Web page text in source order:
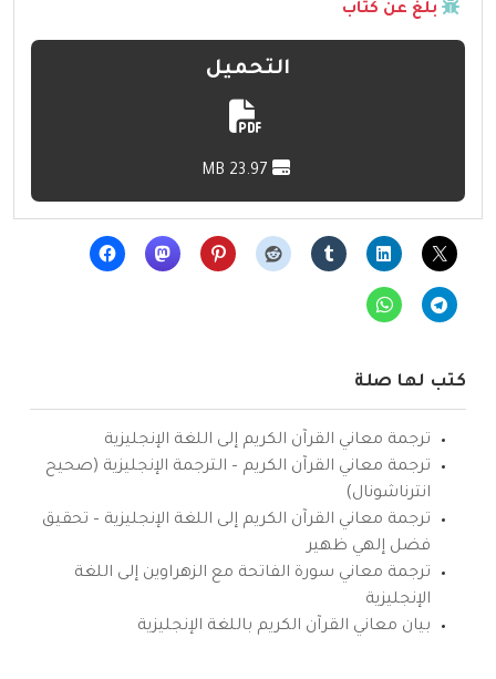
بلّغ عن كتاب
التحميل
كتب لها صلة
ترجمة معاني القرآن الكريم إلى اللغة الإنجليزية
ترجمة معاني القرآن الكريم – الترجمة الإنجليزية (صحيح
انترناشونال)
ترجمة معاني القرآن الكريم إلى اللغة الإنجليزية – تحقيق
فضل إلهي ظهير
ترجمة معاني سورة الفاتحة مع الزهراوين إلى اللغة
الإنجليزية
بيان معاني القرآن الكريم باللغة الإنجليزية